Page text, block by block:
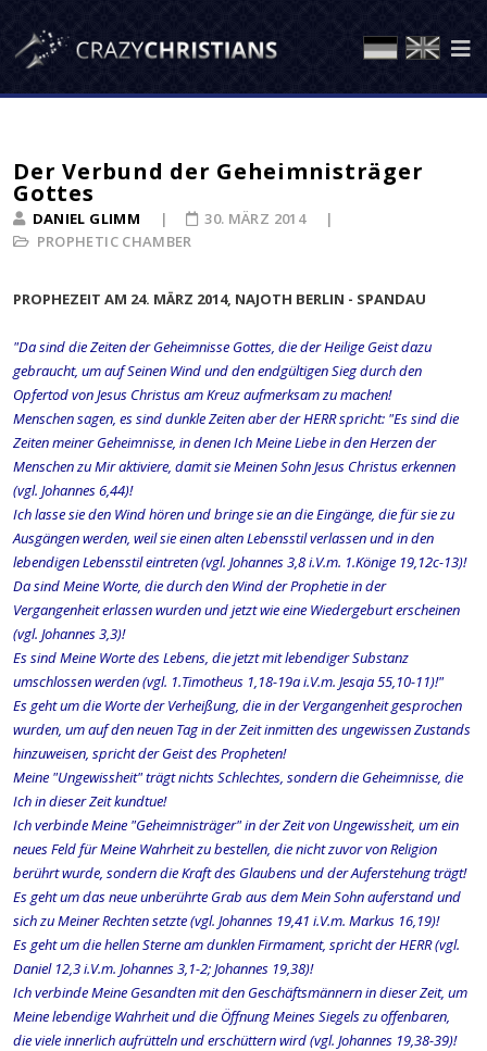
Der Verbund der Geheimnisträger
Gottes
DANIEL GLIMM
PROPHETIC CHAMBER
30. MÄRZ 2014
PROPHEZEIT AM 24. MÄRZ 2014, NAJOTH BERLIN - SPANDAU
"Da sind die Zeiten der Geheimnisse Gottes, die der Heilige Geist dazu
gebraucht, um auf Seinen Wind und den endgültigen Sieg durch den
Opfertod von Jesus Christus am Kreuz aufmerksam zu machen!
Menschen sagen, es sind dunkle Zeiten aber der HERR spricht: "Es sind die
Zeiten meiner Geheimnisse, in denen Ich Meine Liebe in den Herzen der
Menschen zu Mir aktiviere, damit sie Meinen Sohn Jesus Christus erkennen
(vgl. Johannes 6,44)!
Ich lasse sie den Wind hören und bringe sie an die Eingänge, die für sie zu
Ausgängen werden, weil sie einen alten Lebensstil verlassen und in den
lebendigen Lebensstil eintreten (vgl. Johannes 3,8 i.V.m. 1.Könige 19,12c-13)!
Da sind Meine Worte, die durch den Wind der Prophetie in der
Vergangenheit erlassen wurden und jetzt wie eine Wiedergeburt erscheinen
(vgl. Johannes 3,3)!
Es sind Meine Worte des Lebens, die jetzt mit lebendiger Substanz
umschlossen werden (vgl. 1.Timotheus 1,18-19a i.V.m. Jesaja 55,10-11)!"
Es geht um die Worte der Verheißung, die in der Vergangenheit gesprochen
wurden, um auf den neuen Tag in der Zeit inmitten des ungewissen Zustands
hinzuweisen, spricht der Geist des Propheten!
Meine "Ungewissheit" trägt nichts Schlechtes, sondern die Geheimnisse, die
Ich in dieser Zeit kundtue!
Ich verbinde Meine "Geheimnisträger" in der Zeit von Ungewissheit, um ein
neues Feld für Meine Wahrheit zu bestellen, die nicht zuvor von Religion
berührt wurde, sondern die Kraft des Glaubens und der Auferstehung trägt!
Es geht um das neue unberührte Grab aus dem Mein Sohn auferstand und
sich zu Meiner Rechten setzte (vgl. Johannes 19,41 i.V.m. Markus 16,19)!
Es geht um die hellen Sterne am dunklen Firmament, spricht der HERR (vgl.
Daniel 12,3 i.V.m. Johannes 3,1-2; Johannes 19,38)!
Ich verbinde Meine Gesandten mit den Geschäftsmännern in dieser Zeit, um
Meine lebendige Wahrheit und die Öffnung Meines Siegels zu offenbaren,
die viele innerlich aufrütteln und erschüttern wird (vgl. Johannes 19,38-39)!